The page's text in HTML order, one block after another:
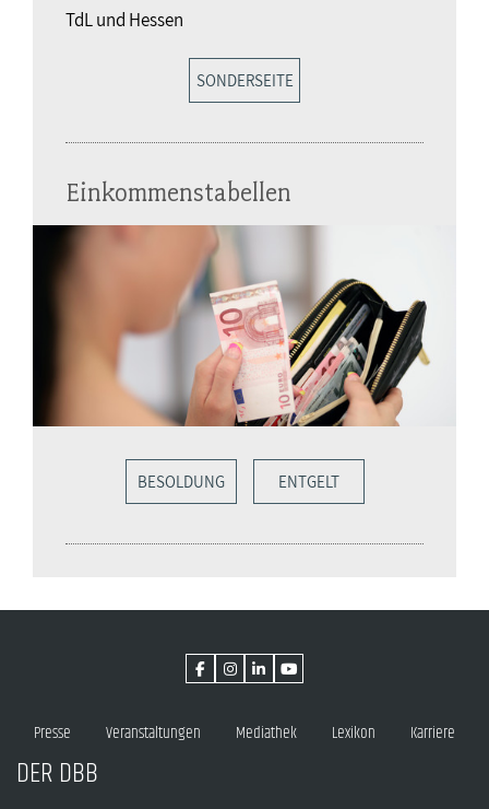
TdL und Hessen
SONDERSEITE
Einkommenstabellen
BESOLDUNG ENTGELT
Presse Veranstaltungen Mediathek Lexikon Karriere
DER DBB